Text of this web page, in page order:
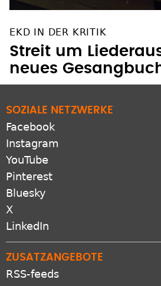
Streit um
neues
Facebook
Instagram
YouTube
Pinterest
Bluesky
X
LinkedIn
RSS-feeds
Newsletter